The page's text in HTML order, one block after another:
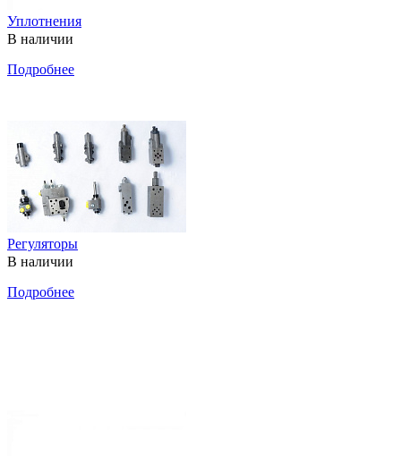
Уплотнения
В наличии
Подробнее
Регуляторы
В наличии
Подробнее